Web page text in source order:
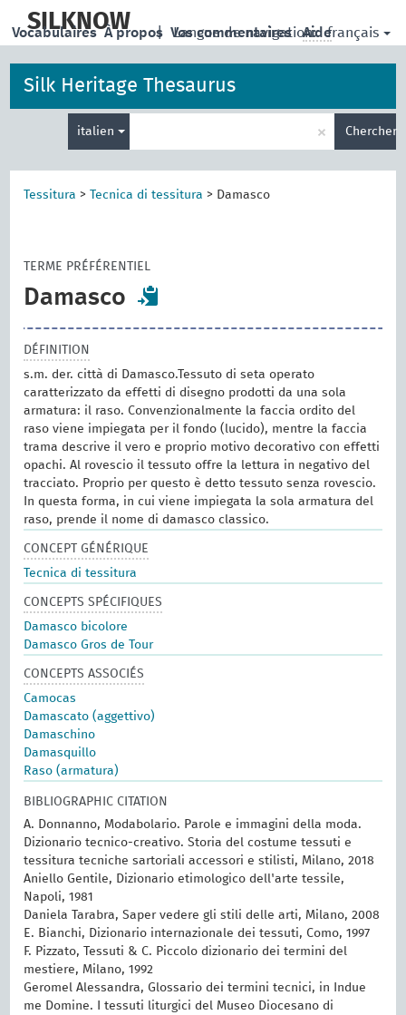
main
SILKNOW | Langue de navigation: français
Vocabulaires À propos Vos commentaires Aide
Silk Heritage Thesaurus
italien
de
recherche
× Chercher
Tessitura > Tecnica di tessitura > Damasco
TERME PRÉFÉRENTIEL
Damasco
DÉFINITION
s.m. der. città di Damasco.Tessuto di seta operato
caratterizzato da effetti di disegno prodotti da una sola
armatura: il raso. Convenzionalmente la faccia ordito del
raso viene impiegata per il fondo (lucido), mentre la faccia
trama descrive il vero e proprio motivo decorativo con effetti
opachi. Al rovescio il tessuto offre la lettura in negativo del
tracciato. Proprio per questo è detto tessuto senza rovescio.
In questa forma, in cui viene impiegata la sola armatura del
raso, prende il nome di damasco classico.
CONCEPT GÉNÉRIQUE
Tecnica di tessitura
CONCEPTS SPÉCIFIQUES
Damasco bicolore
Damasco Gros de Tour
CONCEPTS ASSOCIÉS
Camocas
Damascato (aggettivo)
Damaschino
Damasquillo
Raso (armatura)
BIBLIOGRAPHIC CITATION
A. Donnanno, Modabolario. Parole e immagini della moda.
Dizionario tecnico-creativo. Storia del costume tessuti e
tessitura tecniche sartoriali accessori e stilisti, Milano, 2018
Aniello Gentile, Dizionario etimologico dell'arte tessile,
Napoli, 1981
Daniela Tarabra, Saper vedere gli stili delle arti, Milano, 2008
E. Bianchi, Dizionario internazionale dei tessuti, Como, 1997
F. Pizzato, Tessuti & C. Piccolo dizionario dei termini del
mestiere, Milano, 1992
Geromel Alessandra, Glossario dei termini tecnici, in Indue
me Domine. I tessuti liturgici del Museo Diocesano di